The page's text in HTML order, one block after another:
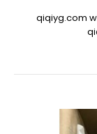
qiqiyg.com